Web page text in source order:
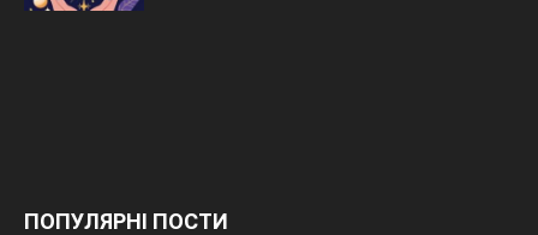
ПОПУЛЯРНІ ПОСТИ